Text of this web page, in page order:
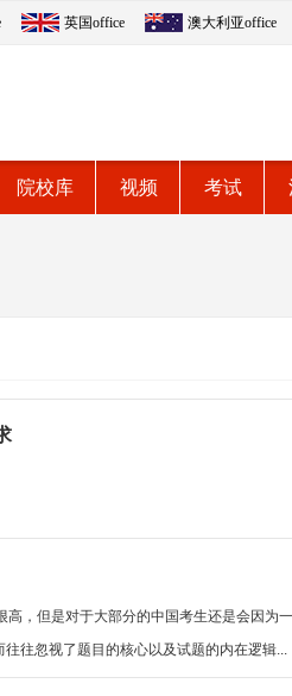
英国office 澳大利亚office
院校库 视频 考试
，但是对于大部分的中国考生还是会因为
往忽视了题目的核心以及试题的内在逻辑...